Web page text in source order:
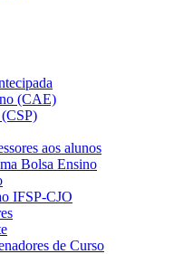
(CAE)
aos alunos
Bolsa Ensino
IFSP-CJO
de Curso